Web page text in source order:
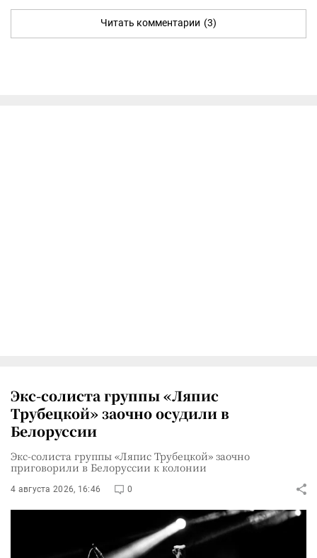
Читать комментарии (3)
Экс-солиста группы «Ляпис
Трубецкой» заочно осудили в
Белоруссии
Экс-солиста группы «Ляпис Трубецкой» заочно
приговорили в Белоруссии к колонии
4 августа 2026, 16:46 0